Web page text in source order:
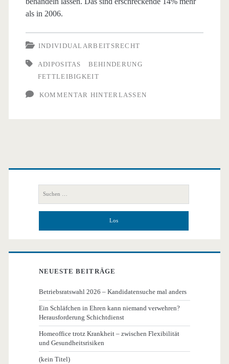
als in 2006.
INDIVIDUALARBEITSRECHT
ADIPOSITAS
BEHINDERUNG
FETTLEIBIGKEIT
KOMMENTAR HINTERLASSEN
Primäre
Seitenleiste
nach:
NEUESTE BEITRÄGE
Betriebsratswahl 2026 – Kandidatensuche mal anders
Ein Schläfchen in Ehren kann niemand verwehren?
Herausforderung Schichtdienst
Homeoffice trotz Krankheit – zwischen Flexibilität
und Gesundheitsrisiken
(kein Titel)